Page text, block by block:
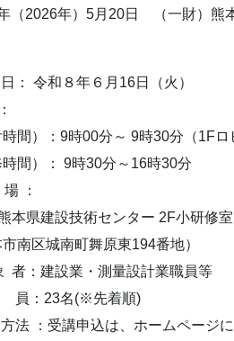
（2026年）5月20日 （一財）熊
： 令和８年６月16日（火）
時間）：9時00分～ 9時30分（1Fロ
時間）： 9時30分～16時30分
：
本県建設技術センター 2F小研修室
市南区城南町舞原東194番地）
者：建設業・測量設計業職員等
：23名(※先着順)
法 ：受講申込は、ホームページ